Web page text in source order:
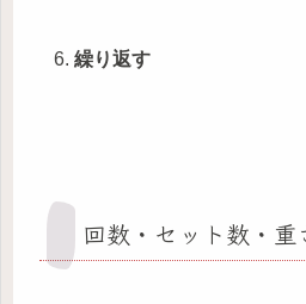
繰り返す
回数・セット数・重